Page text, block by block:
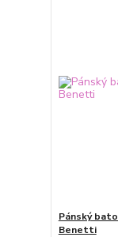
Pánský
Benetti